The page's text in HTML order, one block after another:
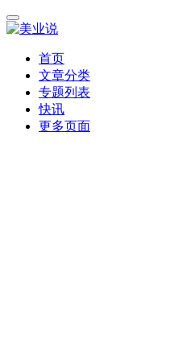
首页
文章分类
专题列表
快讯
更多页面